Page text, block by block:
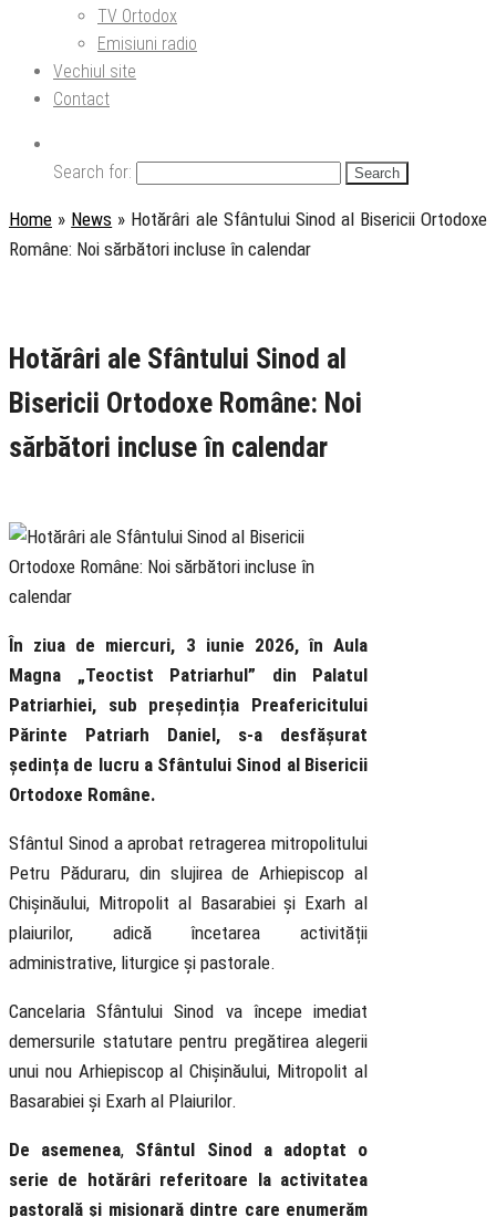
TV Ortodox
Emisiuni radio
Vechiul site
Contact
Search for:
Home » News » Hotărâri ale Sfântului Sinod al Bisericii Ortodoxe
Române: Noi sărbători incluse în calendar
Hotărâri ale Sfântului Sinod al
Bisericii Ortodoxe Române: Noi
sărbători incluse în calendar
În ziua de miercuri, 3 iunie 2026, în Aula
Magna „Teoctist Patriarhul” din Palatul
Patriarhiei, sub președinția Preafericitului
Părinte Patriarh Daniel, s-a desfășurat
ședința de lucru a Sfântului Sinod al Bisericii
Ortodoxe Române.
Sfântul Sinod a aprobat retragerea mitropolitului
Petru Păduraru, din slujirea de Arhiepiscop al
Chișinăului, Mitropolit al Basarabiei și Exarh al
plaiurilor, adică încetarea activității
administrative, liturgice și pastorale.
Cancelaria Sfântului Sinod va începe imediat
demersurile statutare pentru pregătirea alegerii
unui nou Arhiepiscop al Chișinăului, Mitropolit al
Basarabiei și Exarh al Plaiurilor.
De asemenea, Sfântul Sinod a adoptat o
serie de hotărâri referitoare la activitatea
pastorală și misionară dintre care enumerăm